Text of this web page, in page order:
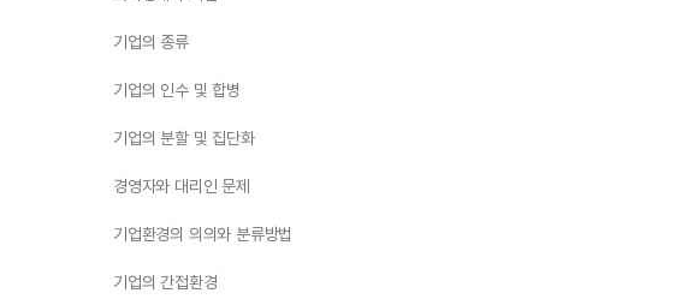
기업의 종류
기업의 인수 및 합병
기업의 분할 및 집단화
경영자와 대리인 문제
기업환경의 의의와 분류방법
기업의 간접환경